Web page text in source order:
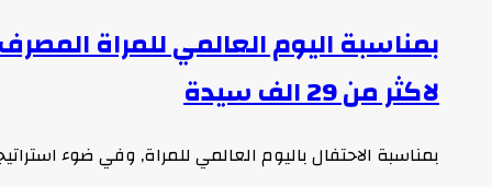
لاكثر من 29 الف سيدة
بمناسبة الاحتفال باليوم العالمي للمراة, وفي ضوء